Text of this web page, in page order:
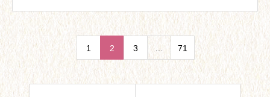
1 2 3 71